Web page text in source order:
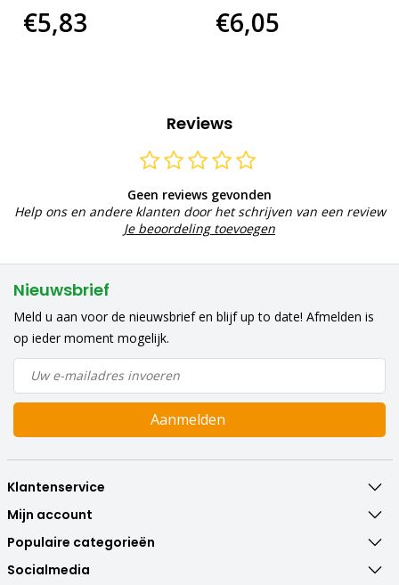
€5,83 €6,05
Reviews
Geen reviews gevonden
Help ons en andere klanten door het schrijven van een review
Je beoordeling toevoegen
Nieuwsbrief
Meld u aan voor de nieuwsbrief en blijf up to date! Afmelden is
op ieder moment mogelijk.
Aanmelden
Klantenservice
Mijn account
Populaire categorieën
Socialmedia